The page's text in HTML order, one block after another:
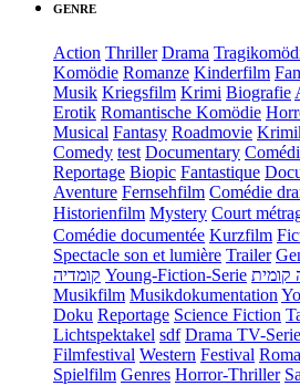
GENRE
Action Thriller Drama
Komödie Romanze Kinderfilm
Musik Kriegsfilm Krimi Biografie
Erotik Romantische Komödie
Musical Fantasy Roadmovie
Comedy test Documentary
Reportage Biopic Fantastique
Aventure Fernsehfilm Comédie
Historienfilm Mystery Court
Comédie documentée Kurzfilm
Spectacle son et lumière Trailer
קומדיה Young-Fiction-Serie קומית
Musikfilm Musikdokumentation
Doku Reportage Science Fiction
Lichtspektakel sdf Drama TV-Serie
Filmfestival Western Festival
Spielfilm Genres Horror-Thriller